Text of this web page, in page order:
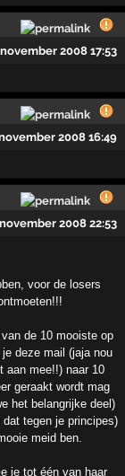
2008 17:53
2008 16:49
2008 22:53
voor de losers
de 10 mooiste op
deze mail (jaja nou
aan mee!!) naar 10
geraakt wordt mag
het belangrijke deel)
tegen je principes)
meid ben.
je tot één van haar